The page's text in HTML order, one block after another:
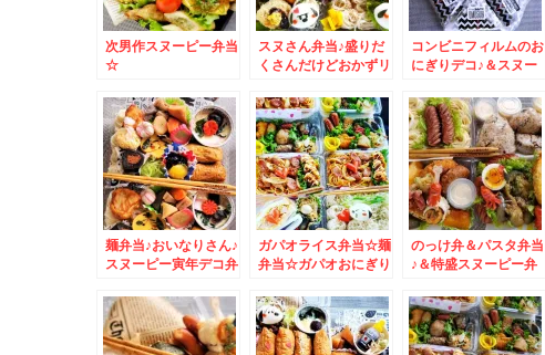
次男作スヌーピー弁当
☆
スヌさん弁当♪盛りだ
くさんだけどおかずリ
＾＾♪
コンビニフィルムのお
にぎりデコ♪＆スヌー
麺弁当♪おいなりさん♪
スヌーピー寅年デコ弁
ガパオライス弁当☆麺
弁当☆ガパオおにぎり
のっけ弁＆パスタ弁当
♪＆特盛スヌーピー弁